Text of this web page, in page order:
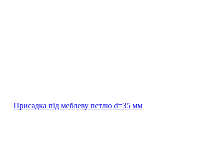
Присадка під меблеву петлю d=35 мм